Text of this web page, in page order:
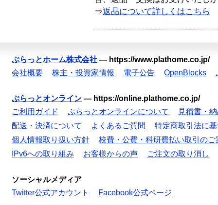
⇒返品について詳しくはこちら
ぷらっとホーム株式会社 — https://www.plathome.co.jp/
会社概要
株主・投資家情報 電子公告 OpenBlocks
ぷらっとオンライン — https://online.plathome.co.jp/
ご利用ガイド
ぷらっとオンラインについて
見積書・
配送・決済について
よくあるご質問
特定商取引法に
個人情報取り扱い方針
校費・公費・科研費払い取引のご
IPv6への取り組み
お客様からの声 ご注文の取り消し
ソーシャルメディア
Twitter公式アカウント
Facebook公式ページ